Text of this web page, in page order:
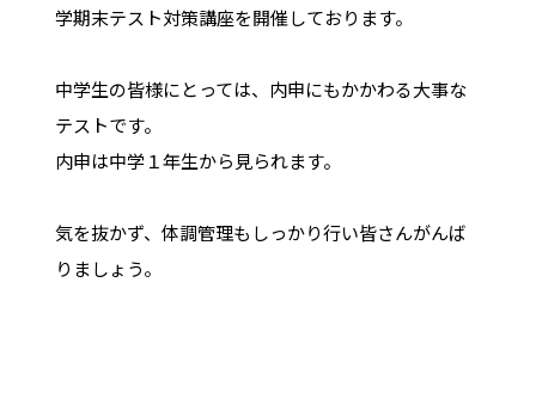
学期末テスト対策講座を開催しております。
中学生の皆様にとっては、内申にもかかわる大事な
テストです。
内申は中学１年生から見られます。
気を抜かず、体調管理もしっかり行い皆さんがんば
りましょう。